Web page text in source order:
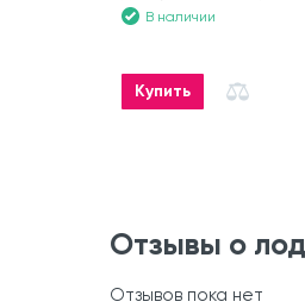
В наличии
Купить
Отзывы о
Отзывов пока нет